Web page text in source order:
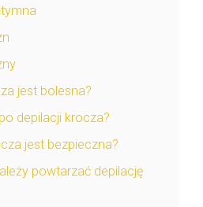
jest bolesna?
depilacji krocza?
jest bezpieczna?
powtarzać depilację